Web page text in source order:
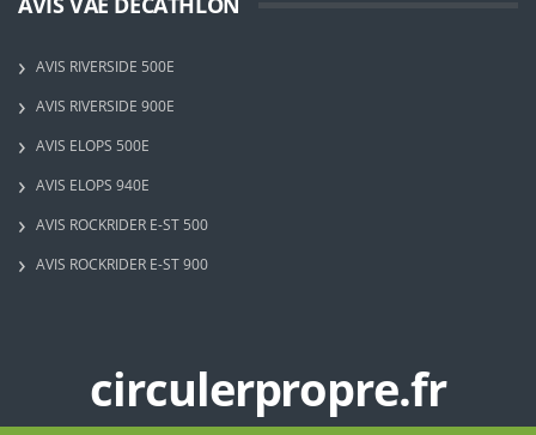
AVIS RIVERSIDE 500E
AVIS RIVERSIDE 900E
AVIS ELOPS 500E
AVIS ELOPS 940E
AVIS ROCKRIDER E-ST 500
AVIS ROCKRIDER E-ST 900
circulerpropre.fr